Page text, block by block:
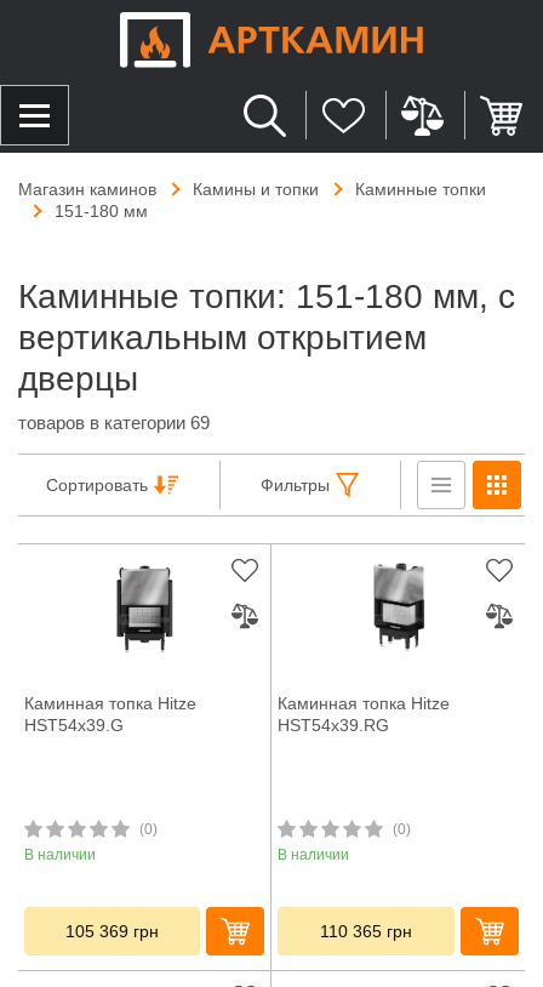
Магазин каминов Камины и топки
Каминные топки
151-180 мм
Каминные топки: 151-180 мм, с
вертикальным открытием
дверцы
товаров в категории 69
Сортировать Фильтры
Каминная топка Hitze
HST54x39.G
(0)
В наличии
105 369 грн
Каминная топка Hitze
HST54x39.RG
(0)
В наличии
110 365 грн